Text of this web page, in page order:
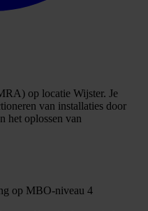
op locatie Wijster. Je
van installaties door
het oplossen van
op MBO-niveau 4